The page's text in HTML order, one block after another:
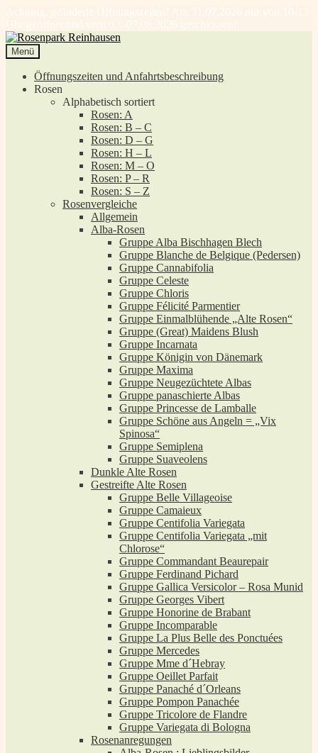
Achtung, geänderte Öffnungszeiten! Am 31.07.2026 nur von 10-13
Uhr geöffnet und vom 03.-07.08.2026 geschlossen!
Zur
Navigation
springen
Zum
Inhalt
springen
Menü
Öffnungszeiten und Anfahrtsbeschreibung
Rosen
Alphabetisch sortiert
Rosen: A
Rosen: B – C
Rosen: D – G
Rosen: H – L
Rosen: M – O
Rosen: P – R
Rosen: S – Z
Rosenvergleiche
Allgemein
Alba-Rosen
Gruppe Alba Bischhagen Blech
Gruppe Blanche de Belgique (Pedersen)
Gruppe Cannabifolia
Gruppe Celeste
Gruppe Chloris
Gruppe Félicité Parmentier
Gruppe Einmalblühende „Alte Rosen“
Gruppe (Great) Maidens Blush
Gruppe Incarnata
Gruppe Königin von Dänemark
Gruppe Maxima
Gruppe Neugezüchtete Albas
Gruppe panaschierte Albas
Gruppe Princesse de Lamballe
Gruppe Schöne aus Angeln = „Vix
Spinosa“
Gruppe Semiplena
Gruppe Suaveolens
Dunkle Alte Rosen
Gestreifte Alte Rosen
Gruppe Belle Villageoise
Gruppe Camaieux
Gruppe Centifolia Variegata
Gruppe Centifolia Variegata „mit
Chlorose“
Gruppe Commandant Beaurepair
Gruppe Ferdinand Pichard
Gruppe Gallica Versicolor – Rosa Munid
Gruppe Georges Vibert
Gruppe Honorine de Brabant
Gruppe Incomparable
Gruppe La Plus Belle des Ponctuées
Gruppe Mercedes
Gruppe Mme d´Hebray
Gruppe Oeillet Parfait
Gruppe Panaché d´Orleans
Gruppe Pompon Panachée
Gruppe Tricolore de Flandre
Gruppe Variegata di Bologna
Rosenanregungen